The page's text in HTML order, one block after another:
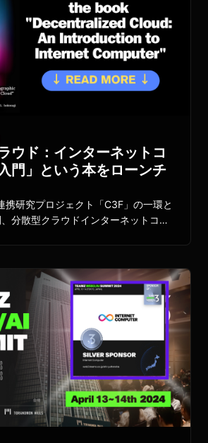
ウド：インターネットコ
門」という本をローンチ
携研究プロジェクト「C3F」の一環と
分散型クラウドインターネットコン
ータ入門書を準備しており、今月完成
有名な「技術書典」イベントに合わせ
250冊以上が配布されています。